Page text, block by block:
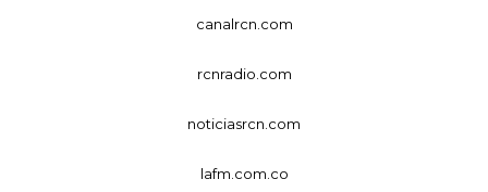
canalrcn.com
rcnradio.com
noticiasrcn.com
lafm.com.co